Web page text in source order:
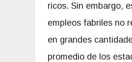
ricos. Sin embargo,
empleos fabriles no
en grandes
promedio de los